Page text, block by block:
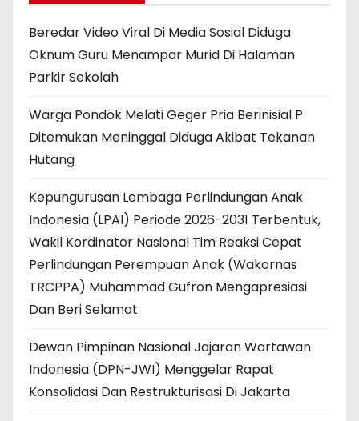
Beredar Video Viral Di Media Sosial Diduga
Oknum Guru Menampar Murid Di Halaman
Parkir Sekolah
Warga Pondok Melati Geger Pria Berinisial P
Ditemukan Meninggal Diduga Akibat Tekanan
Hutang
Kepungurusan Lembaga Perlindungan Anak
Indonesia (LPAI) Periode 2026-2031 Terbentuk,
Wakil Kordinator Nasional Tim Reaksi Cepat
Perlindungan Perempuan Anak (Wakornas
TRCPPA) Muhammad Gufron Mengapresiasi
Dan Beri Selamat
Dewan Pimpinan Nasional Jajaran Wartawan
Indonesia (DPN-JWI) Menggelar Rapat
Konsolidasi Dan Restrukturisasi Di Jakarta